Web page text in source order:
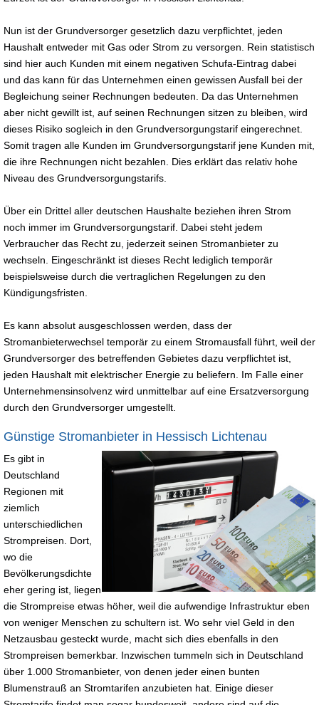
Nun ist der Grundversorger gesetzlich dazu verpflichtet, jeden
Haushalt entweder mit Gas oder Strom zu versorgen. Rein statistisch
sind hier auch Kunden mit einem negativen Schufa-Eintrag dabei
und das kann für das Unternehmen einen gewissen Ausfall bei der
Begleichung seiner Rechnungen bedeuten. Da das Unternehmen
aber nicht gewillt ist, auf seinen Rechnungen sitzen zu bleiben, wird
dieses Risiko sogleich in den Grundversorgungstarif eingerechnet.
Somit tragen alle Kunden im Grundversorgungstarif jene Kunden mit,
die ihre Rechnungen nicht bezahlen. Dies erklärt das relativ hohe
Niveau des Grundversorgungstarifs.
Über ein Drittel aller deutschen Haushalte beziehen ihren Strom
noch immer im Grundversorgungstarif. Dabei steht jedem
Verbraucher das Recht zu, jederzeit seinen Stromanbieter zu
wechseln. Eingeschränkt ist dieses Recht lediglich temporär
beispielsweise durch die vertraglichen Regelungen zu den
Kündigungsfristen.
Es kann absolut ausgeschlossen werden, dass der
Stromanbieterwechsel temporär zu einem Stromausfall führt, weil der
Grundversorger des betreffenden Gebietes dazu verpflichtet ist,
jeden Haushalt mit elektrischer Energie zu beliefern. Im Falle einer
Unternehmensinsolvenz wird unmittelbar auf eine Ersatzversorgung
durch den Grundversorger umgestellt.
Günstige Stromanbieter in Hessisch Lichtenau
Es gibt in
Deutschland
Regionen mit
ziemlich
unterschiedlichen
Strompreisen. Dort,
wo die
Bevölkerungsdichte
eher gering ist, liegen
die Strompreise etwas höher, weil die aufwendige Infrastruktur eben
von weniger Menschen zu schultern ist. Wo sehr viel Geld in den
Netzausbau gesteckt wurde, macht sich dies ebenfalls in den
Strompreisen bemerkbar. Inzwischen tummeln sich in Deutschland
über 1.000 Stromanbieter, von denen jeder einen bunten
Blumenstrauß an Stromtarifen anzubieten hat. Einige dieser